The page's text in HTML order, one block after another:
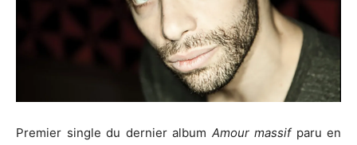
Premier single du dernier album Amour massifparu en